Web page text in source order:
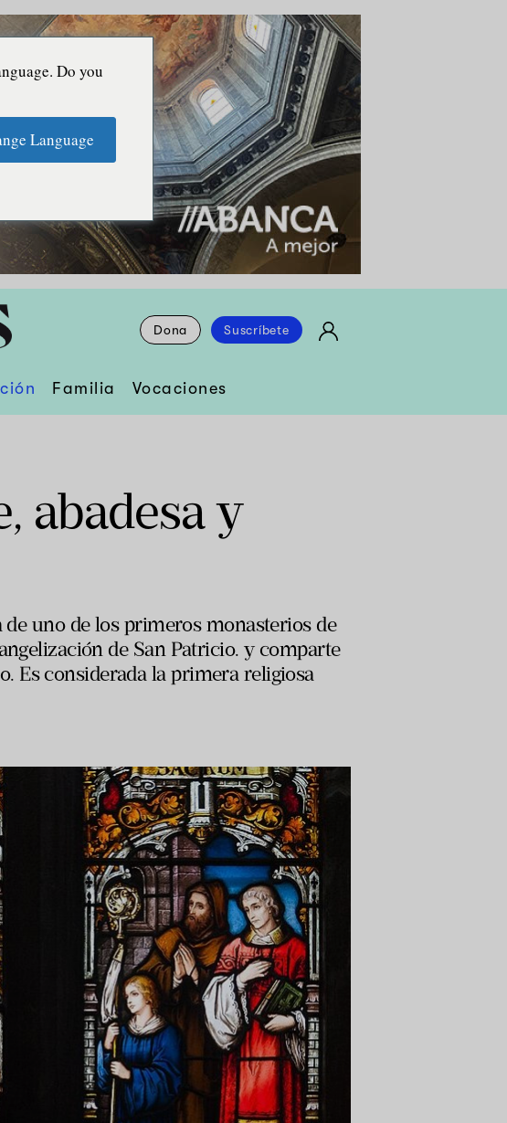
Dona Suscríbete
Familia Vocaciones
abadesa y
de uno de los primeros monasterios de
de San Patricio. y comparte
Es considerada la primera religiosa
Do you
Language